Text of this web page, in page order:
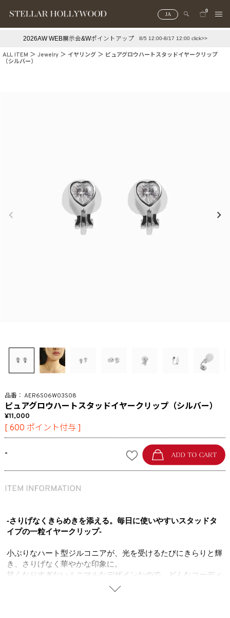
JA
0
#スタッフイチ押し（通勤パールアクセ）
2026AW WEB展示会&Wポイントアップ 8/5 12:00-8/17 12:00 click>>
ALL ITEM Jewelry イヤリング
ピュアグロウハートスタッドイヤークリップ
（シルバー）
AER6S06W03S08
ピュアグロウハートスタッドイヤークリップ（シルバー）
11,000
[ 600 ポイント付与 ]
-
-さりげなくきらめきを添える。毎日に使いやすいスタッドタ
イプの一粒イヤークリップ-
小ぶりなハート型ジルコニアが、光を受けるたびにきらりと輝
き、さりげなく華やかな印象に。
甘くなりすぎないミニマルなデザインなので、どんなコーディ
ネートにも自然になじみます。